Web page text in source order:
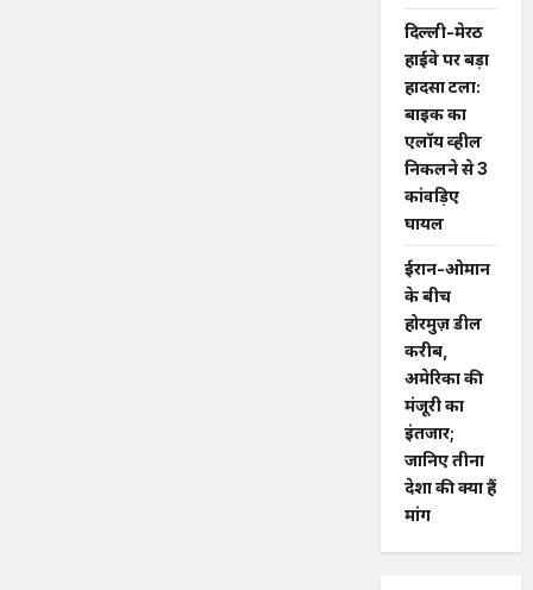
दिल्ली-मेरठ
हाईवे पर बड़ा
हादसा टला:
बाइक का
एलॉय व्हील
निकलने से 3
कांवड़िए
घायल
ईरान-ओमान
के बीच
होरमुज़ डील
करीब,
अमेरिका की
मंजूरी का
इंतजार;
जानिए तीनों
देशों की क्या हैं
मांगें